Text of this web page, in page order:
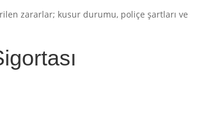
zararlar; kusur durumu, poliçe şartları ve